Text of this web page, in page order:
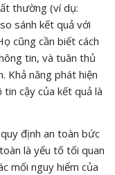
thường (ví dụ:
sánh kết quả với
cũng cần biết cách
tin, và tuân thủ
Khả năng phát hiện
cậy của kết quả là
định an toàn bức
là yếu tố tối quan
mối nguy hiểm của